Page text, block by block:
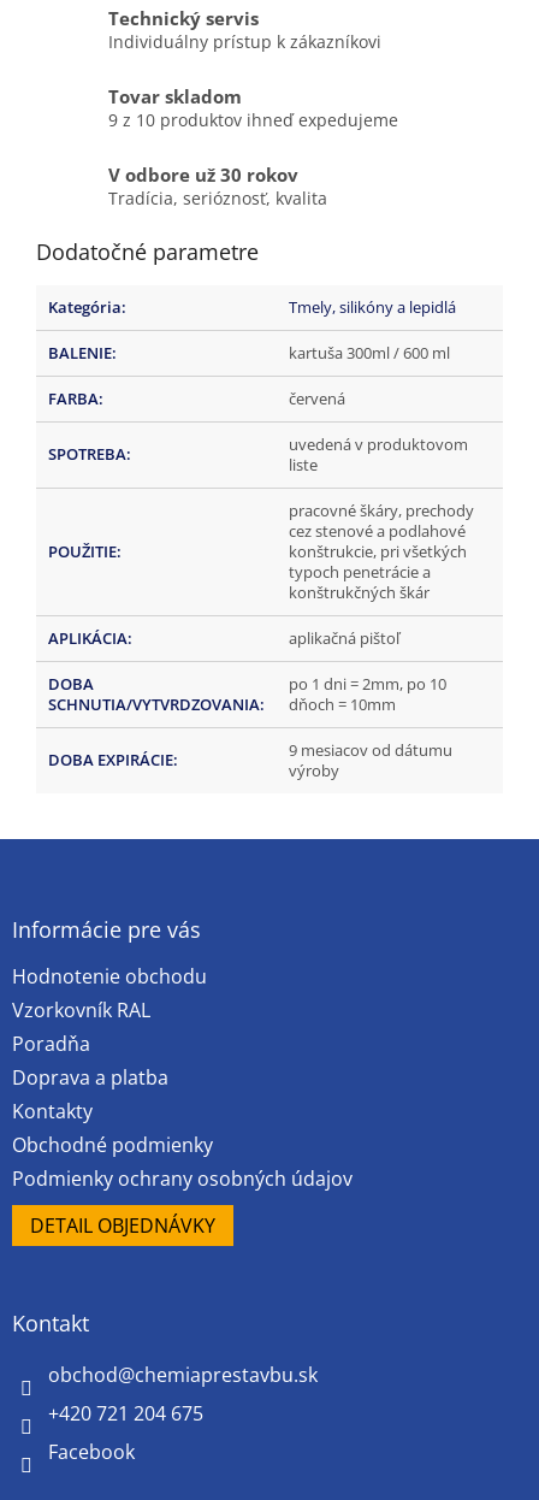
Technický servis
Individuálny prístup k zákazníkovi
Tovar skladom
9 z 10 produktov ihneď expedujeme
V odbore už 30 rokov
Tradícia, serióznosť, kvalita
Dodatočné parametre
Kategória: Tmely, silikóny a lepidlá
BALENIE: kartuša 300ml / 600 ml
FARBA: červená
SPOTREBA:
uvedená v produktovom
liste
POUŽITIE:
pracovné škáry, prechody
cez stenové a podlahové
konštrukcie, pri všetkých
typoch penetrácie a
konštrukčných škár
APLIKÁCIA: aplikačná pištoľ
DOBA
SCHNUTIA/VYTVRDZOVANIA:
po 1 dni = 2mm, po 10
dňoch = 10mm
DOBA EXPIRÁCIE:
9 mesiacov od dátumu
výroby
Z
Informácie pre vás
Hodnotenie obchodu
Vzorkovník RAL
Poradňa
Doprava a platba
Kontakty
Obchodné podmienky
Podmienky ochrany osobných údajov
DETAIL OBJEDNÁVKY
Kontakt
obchod@chemiaprestavbu.sk
+420 721 204 675
Facebook